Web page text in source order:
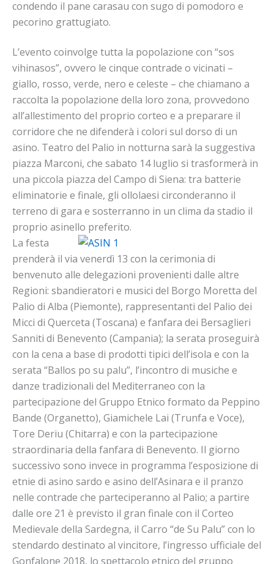
condendo il pane carasau con sugo di pomodoro e
pecorino grattugiato.
L’evento coinvolge tutta la popolazione con “sos
vihinasos”, ovvero le cinque contrade o vicinati –
giallo, rosso, verde, nero e celeste – che chiamano a
raccolta la popolazione della loro zona, provvedono
all’allestimento del proprio corteo e a preparare il
corridore che ne difenderà i colori sul dorso di un
asino. Teatro del Palio in notturna sarà la suggestiva
piazza Marconi, che sabato 14 luglio si trasformerà in
una piccola piazza del Campo di Siena: tra batterie
eliminatorie e finale, gli ollolaesi circonderanno il
terreno di gara e sosterranno in un clima da stadio il
proprio asinello preferito.
La festa
prenderà il via venerdì 13 con la cerimonia di
benvenuto alle delegazioni provenienti dalle altre
Regioni: sbandieratori e musici del Borgo Moretta del
Palio di Alba (Piemonte), rappresentanti del Palio dei
Micci di Querceta (Toscana) e fanfara dei Bersaglieri
Sanniti di Benevento (Campania); la serata proseguirà
con la cena a base di prodotti tipici dell’isola e con la
serata “Ballos po su palu”, l’incontro di musiche e
danze tradizionali del Mediterraneo con la
partecipazione del Gruppo Etnico formato da Peppino
Bande (Organetto), Giamichele Lai (Trunfa e Voce),
Tore Deriu (Chitarra) e con la partecipazione
straordinaria della fanfara di Benevento. Il giorno
successivo sono invece in programma l’esposizione di
etnie di asino sardo e asino dell’Asinara e il pranzo
nelle contrade che parteciperanno al Palio; a partire
dalle ore 21 è previsto il gran finale con il Corteo
Medievale della Sardegna, il Carro “de Su Palu” con lo
stendardo destinato al vincitore, l’ingresso ufficiale del
Gonfalone 2018, lo spettacolo etnico del gruppo